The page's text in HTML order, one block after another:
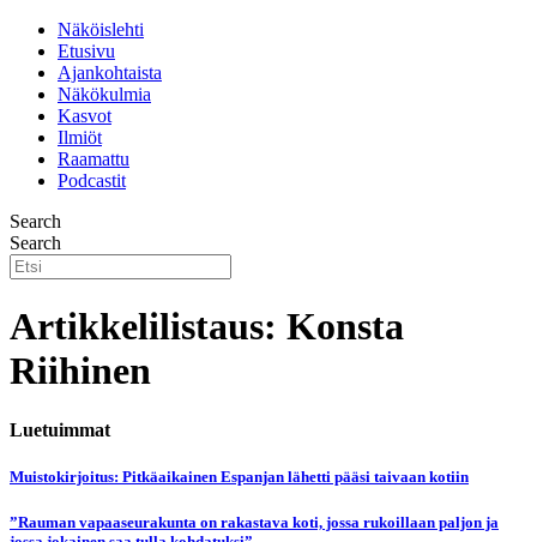
Näköislehti
Etusivu
Ajankohtaista
Näkökulmia
Kasvot
Ilmiöt
Raamattu
Podcastit
Search
Search
Artikkelilistaus: Konsta
Riihinen
Luetuimmat
Muistokirjoitus: Pitkäaikainen Espanjan lähetti pääsi taivaan kotiin
”Rauman vapaaseurakunta on rakastava koti, jossa rukoillaan paljon ja